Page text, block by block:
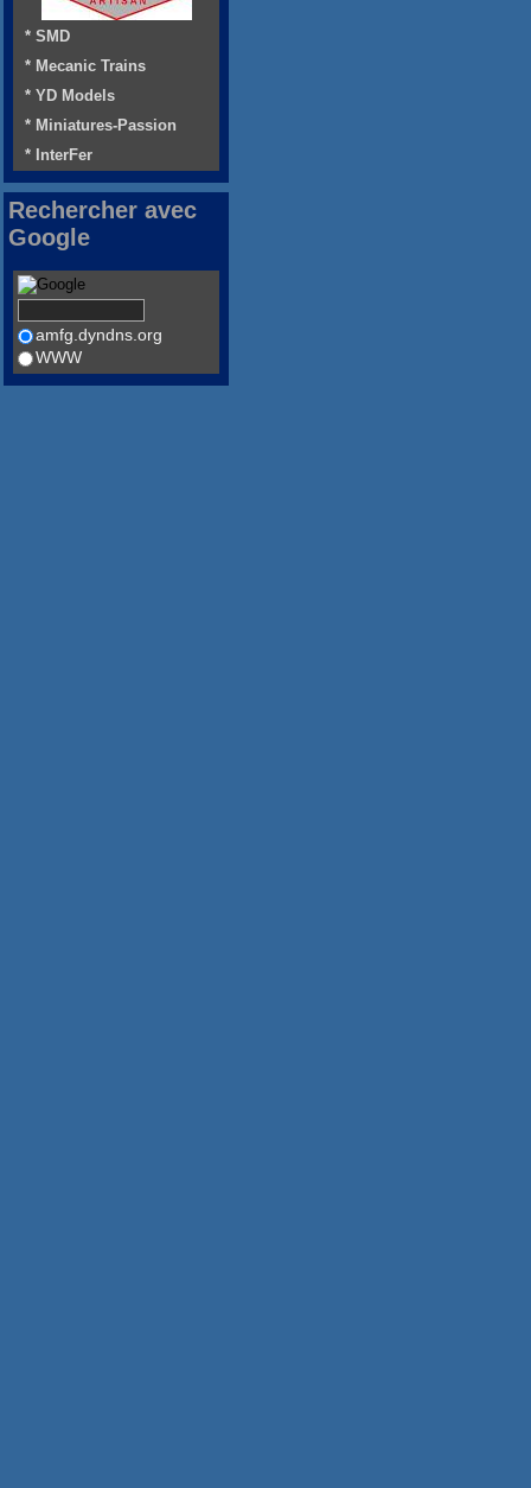
* SMD
* Mecanic Trains
* YD Models
* Miniatures-Passion
* InterFer
Rechercher avec
Google
amfg.dyndns.org
WWW